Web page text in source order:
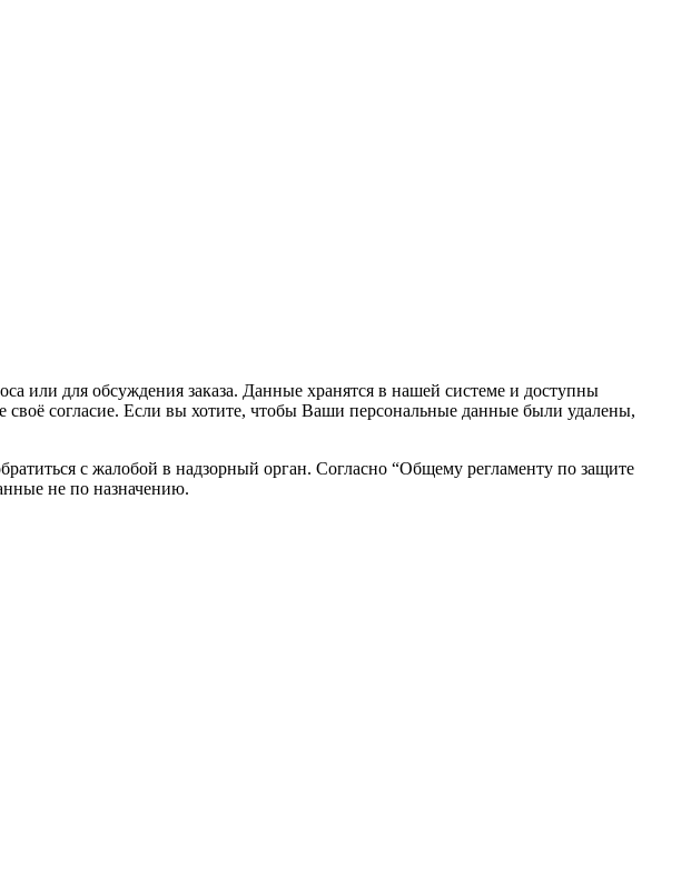
или для обсуждения заказа. Данные хранятся в нашей системе и доступны
согласие. Если вы хотите, чтобы Ваши персональные данные были удалены,
с жалобой в надзорный орган. Согласно “Общему регламенту по защите
не по назначению.